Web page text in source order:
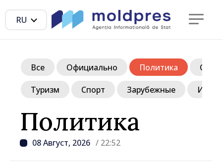
RU
Политика
08 Август, 2026 / 22:52
Все Официально Политика
Туризм Спорт Зарубежные